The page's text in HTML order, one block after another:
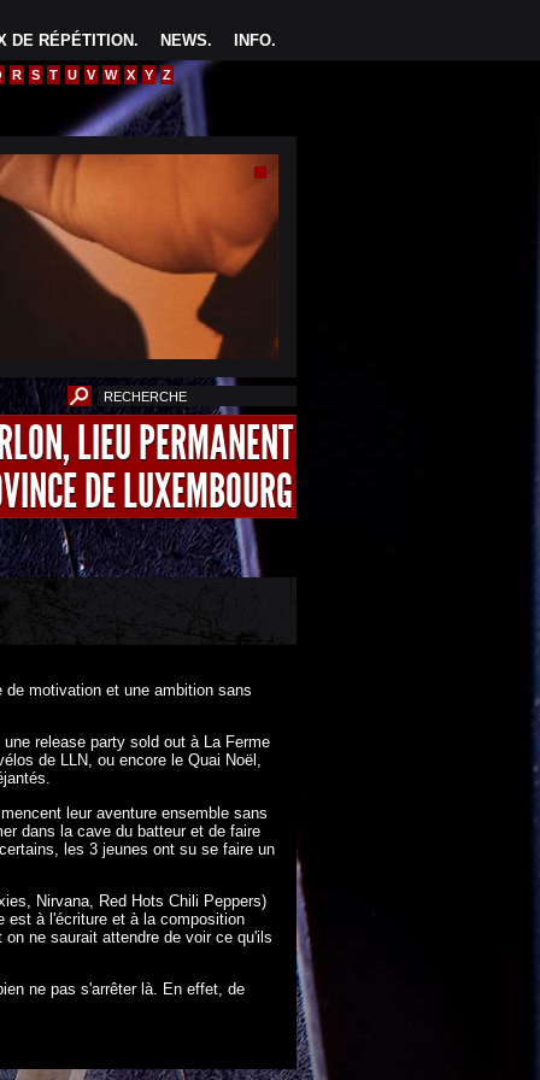
INFO.
NEWS.
DE RÉPÉTITION.
R S T U V W X Y Z
LIEU PERMANENT
DE LUXEMBOURG
motivation et une ambition sans
release party sold out à La Ferme
de LLN, ou encore le Quai Noël,
leur aventure ensemble sans
dans la cave du batteur et de faire
les 3 jeunes ont su se faire un
Nirvana, Red Hots Chili Peppers)
est à l'écriture et à la composition
ne saurait attendre de voir ce qu'ils
ne pas s'arrêter là. En effet, de